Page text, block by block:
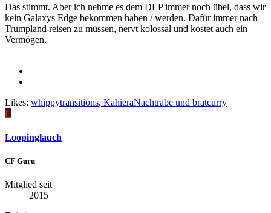
Das stimmt. Aber ich nehme es dem DLP immer noch übel, dass wir
kein Galaxys Edge bekommen haben / werden. Dafür immer nach
Trumpland reisen zu müssen, nervt kolossal und kostet auch ein
Vermögen.
Likes: whippytransitions, KahieraNachtrabe und bratcurry
L
Loopinglauch
CF Guru
Mitglied seit
2015